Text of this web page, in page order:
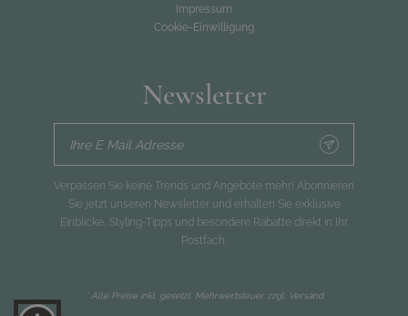
Impressum
Cookie-Einwilligung
Newsletter
Ihre E Mail Adresse
Verpassen Sie keine Trends und Angebote mehr! Abonnieren
Sie jetzt unseren Newsletter und erhalten Sie exklusive
Einblicke, Styling-Tipps und besondere Rabatte direkt in Ihr
Postfach.
* Alle Preise inkl. gesetzl. Mehrwertsteuer zzgl. Versand